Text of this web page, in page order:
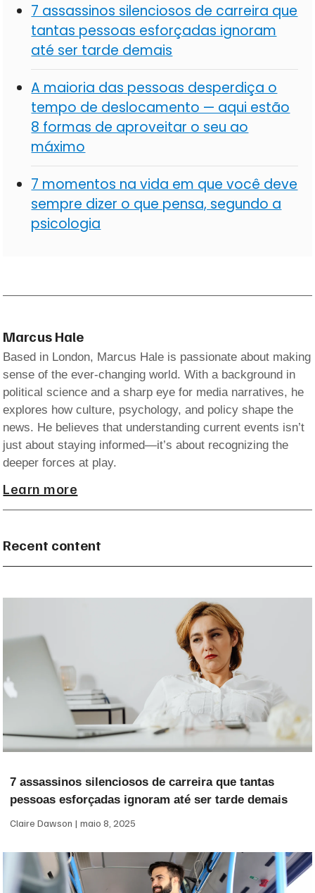
7 assassinos silenciosos de carreira que
tantas pessoas esforçadas ignoram
até ser tarde demais
A maioria das pessoas desperdiça o
tempo de deslocamento — aqui estão
8 formas de aproveitar o seu ao
máximo
7 momentos na vida em que você deve
sempre dizer o que pensa, segundo a
psicologia
Marcus Hale
Based in London, Marcus Hale is passionate about making
sense of the ever-changing world. With a background in
political science and a sharp eye for media narratives, he
explores how culture, psychology, and policy shape the
news. He believes that understanding current events isn’t
just about staying informed—it’s about recognizing the
deeper forces at play.
Learn more
Recent content
7 assassinos silenciosos de carreira que tantas
pessoas esforçadas ignoram até ser tarde demais
Claire Dawson maio 8, 2025